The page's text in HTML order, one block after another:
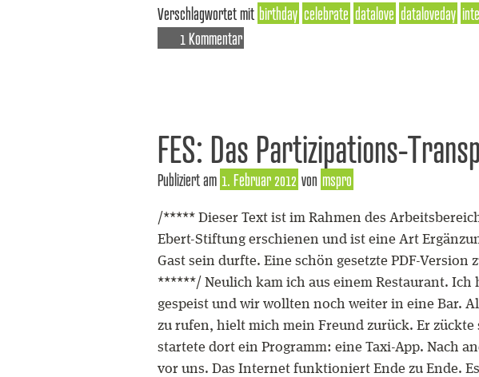
Verschlagwortet mit birthday celebrate datalove dataloveday
1 Kommentar
FES: Das Partizipations-
Publiziert am 1. Februar 2012 von mspro
/***** Dieser Text ist im Rahmen des
Ebert-Stiftung erschienen und ist eine Art
Gast sein durfte. Eine schön gesetzte PDF-
******/ Neulich kam ich aus einem Restaurant. Ich
gespeist und wir wollten noch weiter in eine Bar.
zu rufen, hielt mich mein Freund zurück. Er
startete dort ein Programm: eine Taxi-App. Nach
vor uns. Das Internet funktioniert Ende zu Ende.